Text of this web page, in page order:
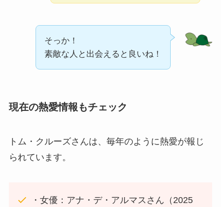
そっか！
素敵な人と出会えると良いね！
現在の熱愛情報もチェック
トム・クルーズさんは、毎年のように熱愛が報じ
られています。
・女優：アナ・デ・アルマスさん（2025